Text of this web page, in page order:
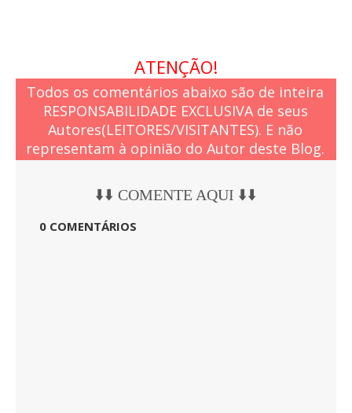
ATENÇÃO!
Todos os comentários abaixo são de inteira
RESPONSABILIDADE EXCLUSIVA de seus
Autores(LEITORES/VISITANTES). E não
representam à opinião do Autor deste Blog.
⬇️⬇️ COMENTE AQUI ⬇️⬇️
0 COMENTÁRIOS